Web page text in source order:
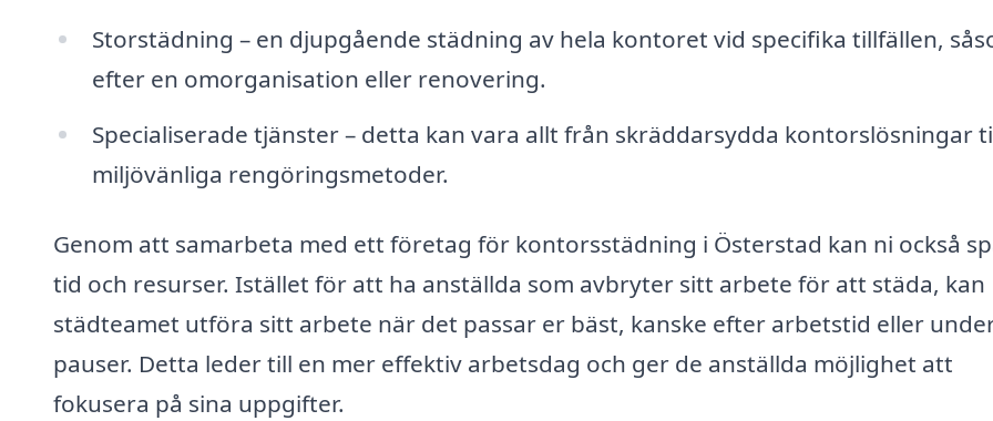
Storstädning – en djupgående städning av hela kontoret vid specifika tillfällen,
efter en omorganisation eller renovering.
Specialiserade tjänster – detta kan vara allt från skräddarsydda kontorslösningar
miljövänliga rengöringsmetoder.
Genom att samarbeta med ett företag för kontorsstädning i Österstad kan ni också
tid och resurser. Istället för att ha anställda som avbryter sitt arbete för att städa, kan
städteamet utföra sitt arbete när det passar er bäst, kanske efter arbetstid eller
pauser. Detta leder till en mer effektiv arbetsdag och ger de anställda möjlighet att
fokusera på sina uppgifter.